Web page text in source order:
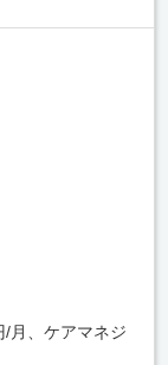
/月、ケアマネジ